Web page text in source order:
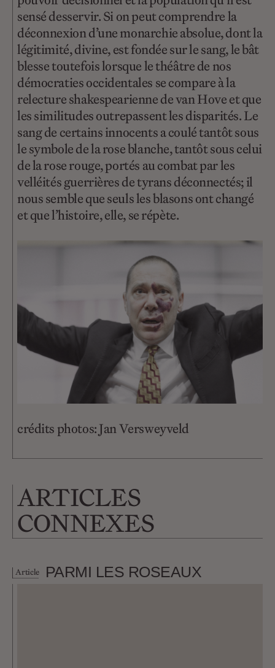
sensé desservir. Si on peut comprendre la
déconnexion d’une monarchie absolue, dont la
légitimité, divine, est fondée sur le sang, le bât
blesse toutefois lorsque le théâtre de nos
démocraties occidentales se compare à la
relecture shakespearienne de van Hove et que
les similitudes outrepassent les disparités. Le
sang de certains innocents a coulé tantôt sous
le symbole de la rose blanche, tantôt sous celui
de la rose rouge, portés au combat par les
velléités guerrières de tyrans déconnectés; il
nous semble que seuls les blasons ont changé
et que l’histoire, elle, se répète.
crédits photos: Jan Versweyveld
ARTICLES
CONNEXES
Article PARMI LES ROSEAUX